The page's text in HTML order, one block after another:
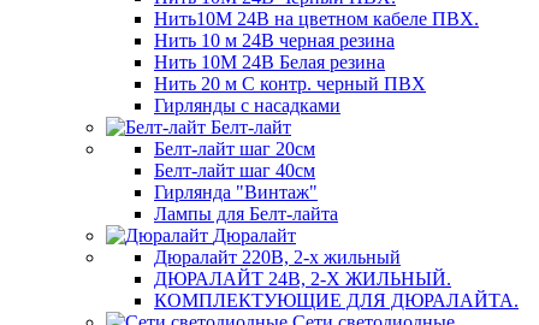
Нить10М 24В на цветном кабеле ПВХ.
Нить 10 м 24В черная резина
Нить 10М 24В Белая резина
Нить 20 м С контр. черный ПВХ
Гирлянды с насадками
Белт-лайт
Белт-лайт шаг 20см
Белт-лайт шаг 40см
Гирлянда "Винтаж"
Лампы для Белт-лайта
Дюралайт
Дюралайт 220В, 2-х жильный
ДЮРАЛАЙТ 24В, 2-Х ЖИЛЬНЫЙ.
КОМПЛЕКТУЮЩИЕ ДЛЯ ДЮРАЛАЙТА.